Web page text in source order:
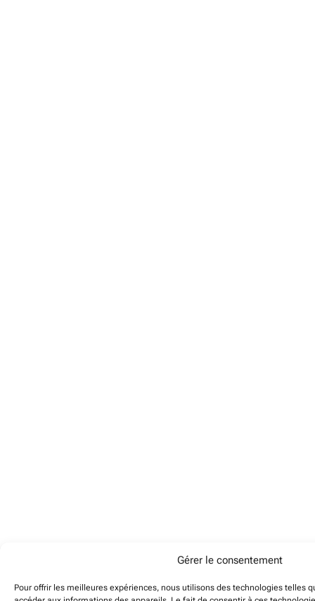
Gérer le consentement
Pour offrir les meilleures expériences, nous utilisons des technologies telles